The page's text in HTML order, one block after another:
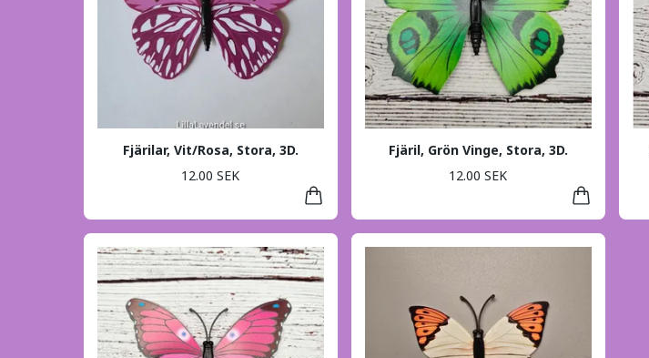
Fjärilar, Vit/Rosa, Stora, 3D.
12.00 SEK
Fjäril, Grön Vinge, Stora, 3D.
12.00 SEK